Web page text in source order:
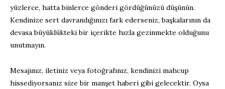
yüzlerce, hatta binlerce gönderi gördüğünüzü düşünün.
Kendinize sert davrandığınızı fark ederseniz, başkalarının da
devasa büyüklükteki bir içerikte hızla gezinmekte olduğunu
unutmayın.
Mesajınız, iletiniz veya fotoğrafınız, kendinizi mahcup
hissediyorsanız size bir manşet haberi gibi gelecektir. Oysa